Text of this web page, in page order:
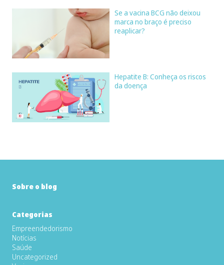
Se a vacina BCG não deixou
marca no braço é preciso
reaplicar?
Hepatite B: Conheça os riscos
da doença
Sobre o blog
Categorias
Empreendedorismo
Notícias
Saúde
Uncategorized